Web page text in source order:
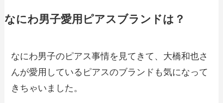
なにわ男子愛用ピアスブランドは？
なにわ男子のピアス事情を見てきて、大橋和也さ
んが愛用しているピアスのブランドも気になって
きちゃいました。